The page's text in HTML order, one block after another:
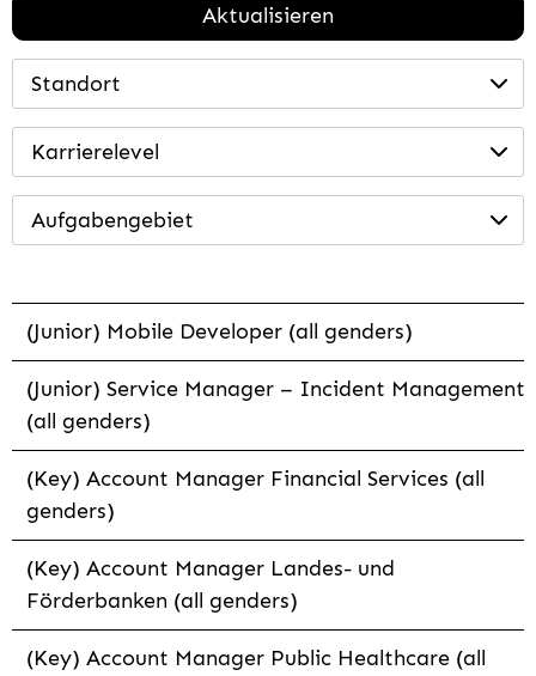
Aktualisieren
Standort
Karrierelevel
Aufgabengebiet
(Junior) Mobile Developer (all genders)
(Junior) Service Manager – Incident Management
(all genders)
(Key) Account Manager Financial Services (all
genders)
(Key) Account Manager Landes- und
Förderbanken (all genders)
(Key) Account Manager Public Healthcare (all